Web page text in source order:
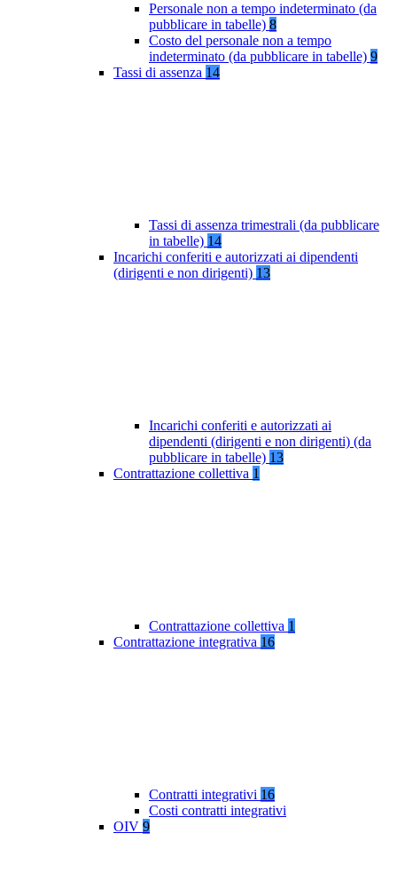
Personale non a tempo indeterminato (da
pubblicare in tabelle) 8
Costo del personale non a tempo
indeterminato (da pubblicare in tabelle) 9
Tassi di assenza 14
Tassi di assenza trimestrali (da pubblicare
in tabelle) 14
Incarichi conferiti e autorizzati ai dipendenti
(dirigenti e non dirigenti) 13
Incarichi conferiti e autorizzati ai
dipendenti (dirigenti e non dirigenti) (da
pubblicare in tabelle) 13
Contrattazione collettiva 1
Contrattazione collettiva 1
Contrattazione integrativa 16
Contratti integrativi 16
Costi contratti integrativi
OIV 9